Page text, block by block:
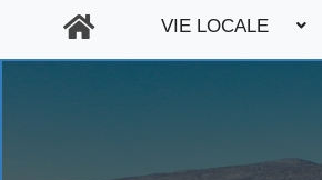
VIE LOCALE